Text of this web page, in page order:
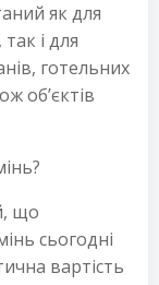
як для
і для
готельних
об’єктів
що
сьогодні
вартість